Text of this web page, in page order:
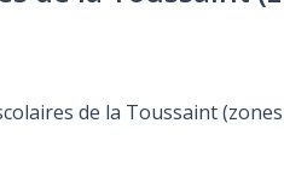
de la Toussaint (zones